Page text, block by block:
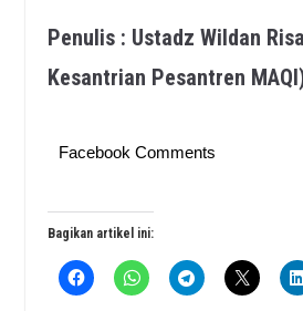
Penulis : Ustadz Wildan
Kesantrian Pesantren
Facebook Comments
Bagikan artikel ini: